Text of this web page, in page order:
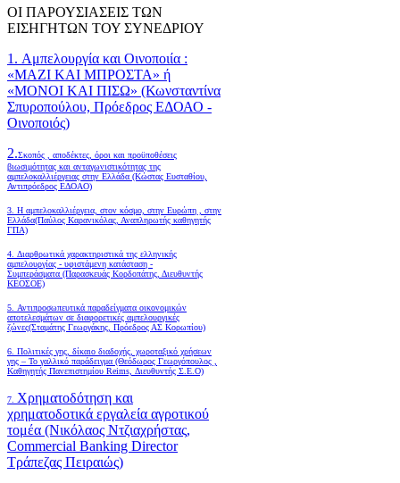
ΟΙ ΠΑΡΟΥΣΙΑΣΕΙΣ ΤΩΝ
ΕΙΣΗΓΗΤΩΝ ΤΟΥ ΣΥΝΕΔΡΙΟΥ
1. Αμπελουργία και Οινοποιία :
«ΜΑΖΙ ΚΑΙ ΜΠΡΟΣΤΑ» ή
«ΜΟΝΟΙ ΚΑΙ ΠΙΣΩ» (Κωνσταντίνα
Σπυροπούλου, Πρόεδρος ΕΔΟΑΟ -
Οινοποιός)
2.Σκοπός , αποδέκτες, όροι και προϋποθέσεις
βιωσιμότητας και ανταγωνιστικότητας της
αμπελοκαλλιέργειας στην Ελλάδα (Κώστας Ευσταθίου,
Αντιπρόεδρος ΕΔΟΑΟ)
3. Η αμπελοκαλλιέργεια, στον κόσμο, στην Ευρώπη , στην
Ελλάδα(Παύλος Καρανικόλας, Αναπληρωτής καθηγητής
ΓΠΑ)
4. Διαρθρωτικά χαρακτηριστικά της ελληνικής
αμπελουργίας - υφιστάμενη κατάσταση -
Συμπεράσματα (Παρασκευάς Κορδοπάτης, Διευθυντής
ΚΕΟΣΟΕ)
5. Αντιπροσωπευτικά παραδείγματα οικονομικών
αποτελεσμάτων σε διαφορετικές αμπελουργικές
ζώνες(Σταμάτης Γεωργάκης, Πρόεδρος ΑΣ Κορωπίου)
6. Πολιτικές γης, δίκαιο διαδοχής, χωροταξικό χρήσεων
γης – Το γαλλικό παράδειγμα (Θεόδωρος Γεωργόπουλος ,
Καθηγητής Πανεπιστημίου Reims, Διευθυντής Σ.Ε.Ο)
7. Χρηματοδότηση και
χρηματοδοτικά εργαλεία αγροτικού
τομέα (Νικόλαος Ντζιαχρήστας,
Commercial Banking Director
Τράπεζας Πειραιώς)